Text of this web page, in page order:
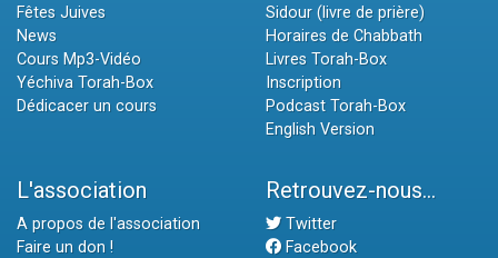
Fêtes Juives
News
Cours Mp3-Vidéo
Yéchiva Torah-Box
Dédicacer un cours
Sidour (livre de prière)
Horaires de Chabbath
Livres Torah-Box
Inscription
Podcast Torah-Box
English Version
L'association
A propos de l'association
Faire un don !
Retrouvez-nous...
Twitter
Facebook